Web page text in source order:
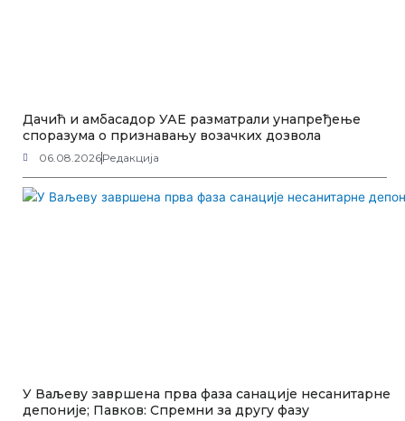
Дачић и амбасадор УАЕ разматрали унапређење
споразума о признавању возачких дозвола
06.08.2026Редакција
У Ваљеву завршена прва фаза санације несанитарне
депоније; Павков: Спремни за другу фазу